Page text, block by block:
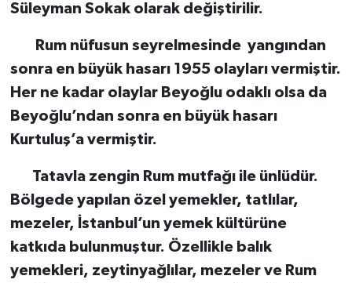
Süleyman Sokak olarak değiştirilir.
Rum nüfusun seyrelmesinde yangından
sonra en büyük hasarı 1955 olayları vermiştir.
Her ne kadar olaylar Beyoğlu odaklı olsa da
Beyoğlu’ndan sonra en büyük hasarı
Kurtuluş’a vermiştir.
Tatavla zengin Rum mutfağı ile ünlüdür.
Bölgede yapılan özel yemekler, tatlılar,
mezeler, İstanbul’un yemek kültürüne
katkıda bulunmuştur. Özellikle balık
yemekleri, zeytinyağlılar, mezeler ve Rum